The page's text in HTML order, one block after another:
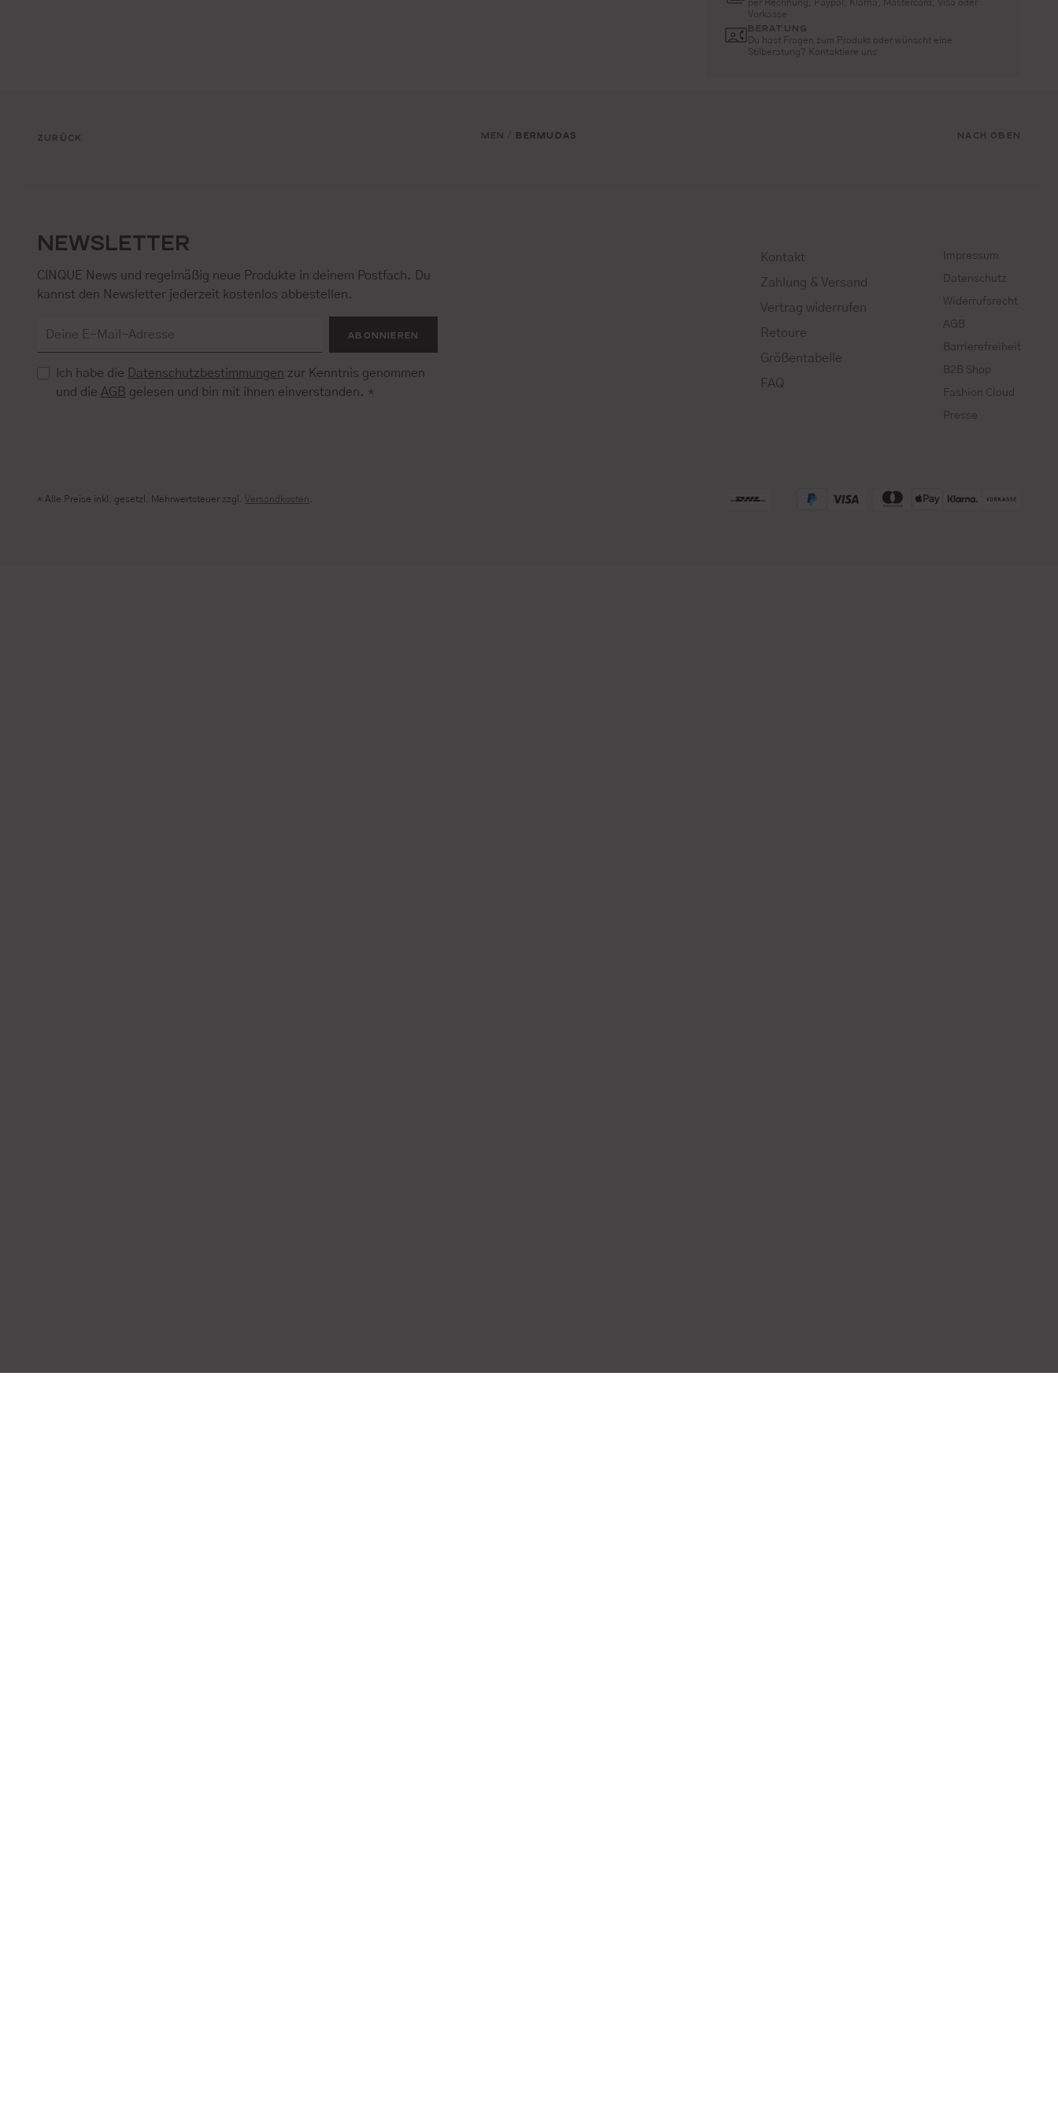
per Rechnung, Paypal, Klarna, Mastercard, Visa oder
Vorkasse
BERATUNG
Du hast Fragen zum Produkt oder wünscht eine
Stilberatung? Kontaktiere uns
ZURÜCK MEN BERMUDAS NACH OBEN
NEWSLETTER
CINQUE News und regelmäßig neue Produkte in deinem Postfach. Du
kannst den Newsletter jederzeit kostenlos abbestellen.
ABONNIEREN
Ich habe die Datenschutzbestimmungen zur Kenntnis genommen
und die AGB gelesen und bin mit ihnen einverstanden. *
Kontakt
Zahlung & Versand
Vertrag widerrufen
Retoure
Größentabelle
FAQ
Impressum
Datenschutz
Widerrufsrecht
AGB
Barrierefreiheit
B2B Shop
Fashion Cloud
Presse
* Alle Preise inkl. gesetzl. Mehrwertsteuer zzgl.Versandkosten